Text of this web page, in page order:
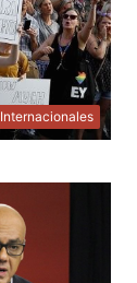
Internacionales